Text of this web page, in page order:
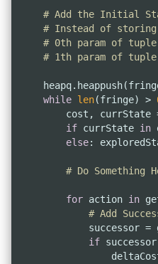
# Add the Initial
# Instead of
# 0th param of
# 1th param of
while len(fringe) >
if currState in
else:
# Do Something
for action in
# Add
successor =
if successor